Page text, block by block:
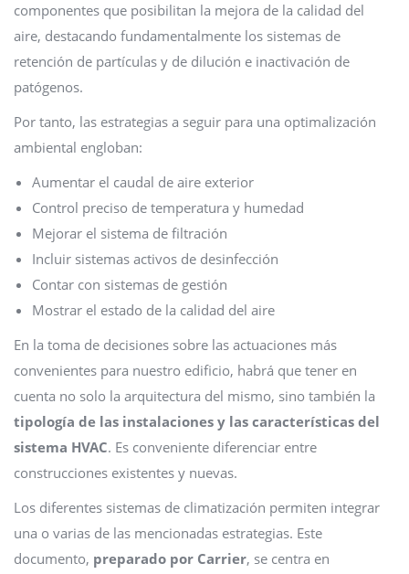
componentes que posibilitan la mejora de la calidad del
aire, destacando fundamentalmente los sistemas de
retención de partículas y de dilución e inactivación de
patógenos.
Por tanto, las estrategias a seguir para una optimalización
ambiental engloban:
Aumentar el caudal de aire exterior
Control preciso de temperatura y humedad
Mejorar el sistema de filtración
Incluir sistemas activos de desinfección
Contar con sistemas de gestión
Mostrar el estado de la calidad del aire
En la toma de decisiones sobre las actuaciones más
convenientes para nuestro edificio, habrá que tener en
cuenta no solo la arquitectura del mismo, sino también la
tipología de las instalaciones y las características del
sistema HVAC. Es conveniente diferenciar entre
construcciones existentes y nuevas.
Los diferentes sistemas de climatización permiten integrar
una o varias de las mencionadas estrategias. Este
documento, preparado por Carrier, se centra en